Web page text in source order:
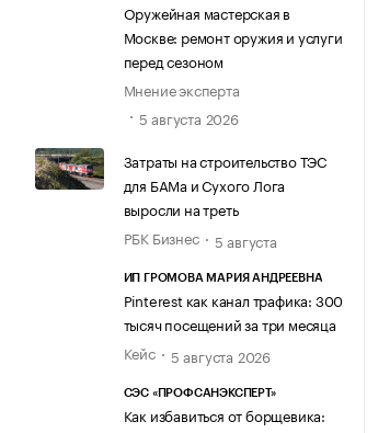
Оружейная мастерская в
Москве: ремонт оружия и услуги
перед сезоном
Мнение эксперта
5 августа 2026
Затраты на строительство ТЭС
для БАМа и Сухого Лога
выросли на треть
РБК Бизнес
5 августа
ИП ГРОМОВА МАРИЯ АНДРЕЕВНА
Pinterest как канал трафика: 300
тысяч посещений за три месяца
Кейс
5 августа 2026
СЭС «ПРОФСАНЭКСПЕРТ»
Как избавиться от борщевика: